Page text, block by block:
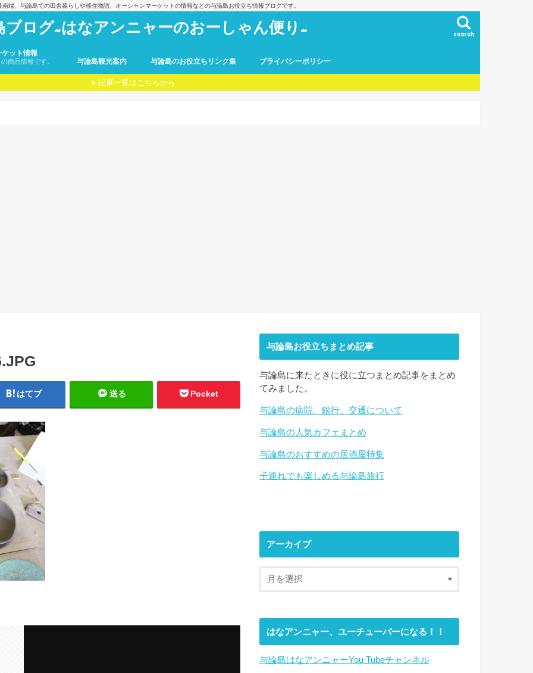
南端、与論島での田舎暮らしや移住物語、オーシャンマーケットの情報などの与論島お役立ち情報ブログです。
ブログ~はなアンニャーのおーしゃん便り~ search
ット情報
商品情報です。 与論島観光案内 与論島のお役立ちリンク集 プライバシーポリシー
記事一覧はこちらから
はてブ 送る Pocket
与論島お役立ちまとめ記事
与論島に来たときに役に立つまとめ記事をまとめ
てみました。
与論島の病院、銀行、交通について
与論島の人気カフェまとめ
与論島のおすすめの居酒屋特集
子連れでも楽しめる与論島旅行
アーカイブ
はなアンニャー、ユーチューバーになる！！
与論島はなアンニャーYou Tubeチャンネル